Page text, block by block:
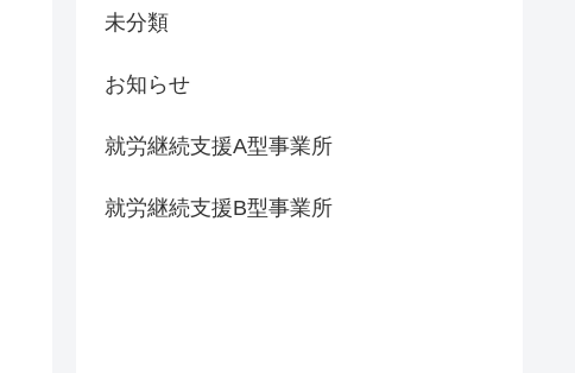
未分類
お知らせ
就労継続支援A型事業所
就労継続支援B型事業所